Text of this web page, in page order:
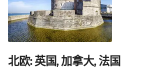
北欧: 英国, 加拿大, 法国